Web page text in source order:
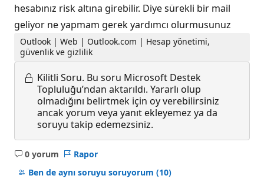
hesabınız risk altına girebilir. Diye sürekli bir mail
geliyor ne yapmam gerek yardımcı olurmusunuz
Outlook | Web | Outlook.com | Hesap yönetimi,
güvenlik ve gizlilik
Kilitli Soru. Bu soru Microsoft Destek
Topluluğu’ndan aktarıldı. Yararlı olup
olmadığını belirtmek için oy verebilirsiniz
ancak yorum veya yanıt ekleyemez ya da
soruyu takip edemezsiniz.
0 yorum
Açıklama
yok
Rapor
Ben de aynı soruyu soruyorum (10)